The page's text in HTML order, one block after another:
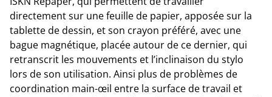
directement sur une feuille de papier, apposée sur la
tablette de dessin, et son crayon préféré, avec une
bague magnétique, placée autour de ce dernier, qui
retranscrit les mouvements et l’inclinaison du stylo
lors de son utilisation. Ainsi plus de problèmes de
coordination main-œil entre la surface de travail et